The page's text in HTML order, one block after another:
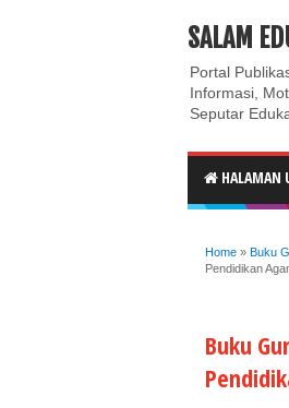
ABOUT
SALAM
Portal
Informasi,
Seputar
HALAMAN
Home » Buku
Pendidikan
Buku